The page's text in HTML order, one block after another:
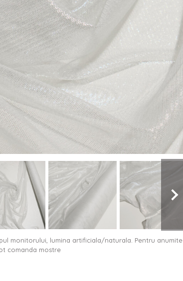
monitorului, lumina artificiala/naturala. Pentru anumite
comanda mostre